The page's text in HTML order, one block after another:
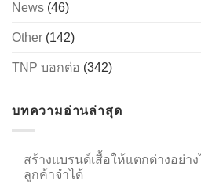
News (46)
Other (142)
TNP บอกต่อ (342)
บทความอ่านล่าสุด
สร้างแบรนด์เสื้อให้แตกต่างอย่า
ลูกค้าจำได้